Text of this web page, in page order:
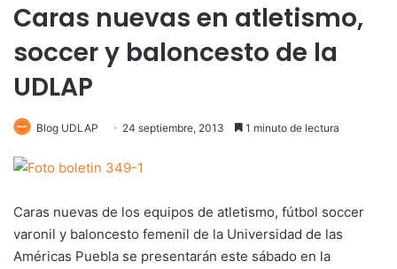
Caras nuevas en atletismo,
soccer y baloncesto de la
UDLAP
Blog UDLAP 24 septiembre, 2013 1 minuto de lectura
Caras nuevas de los equipos de atletismo, fútbol soccer
varonil y baloncesto femenil de la Universidad de las
Américas Puebla se presentarán este sábado en la